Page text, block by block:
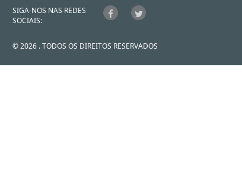
SIGA-NOS NAS REDES
SOCIAIS:
© 2026 . TODOS OS DIREITOS RESERVADOS